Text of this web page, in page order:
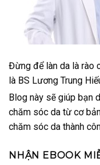
Đừng để làn da là rào
là BS Lương Trung
Blog này sẽ giúp bạn
chăm sóc da từ cơ
chăm sóc da thành
NHẬN EBOOK